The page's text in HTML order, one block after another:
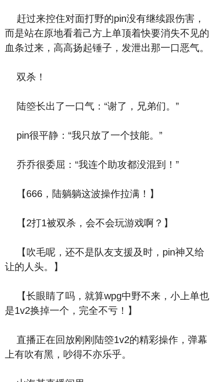
赶过来控住对面打野的pin没有继续跟伤害，
而是站在原地看着己方上单顶着快要消失不见的
血条过来，高高扬起锤子，发泄出那一口恶气。
双杀！
陆箜长出了一口气：“谢了，兄弟们。”
pin很平静：“我只放了一个技能。”
乔乔很委屈：“我连个助攻都没混到！”
【666，陆躺躺这波操作拉满！】
【2打1被双杀，会不会玩游戏啊？】
【吹毛呢，还不是队友支援及时，pin神又给
让的人头。】
【长眼睛了吗，就算wpg中野不来，小上单也
是1v2换掉一个，完全不亏！】
直播正在回放刚刚陆箜1v2的精彩操作，弹幕
上有吹有黑，吵得不亦乐乎。